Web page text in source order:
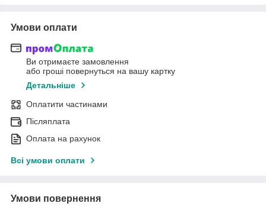
Умови оплати
Ви отримаєте замовлення
або гроші повернуться на вашу картку
Детальніше
Оплатити частинами
Післяплата
Оплата на рахунок
Всі умови оплати
Умови повернення